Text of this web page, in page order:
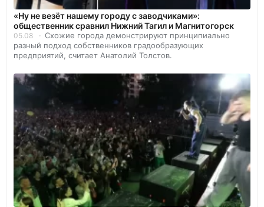
«Ну не везёт нашему городу с заводчиками»:
общественник сравнил Нижний Тагил и Магнитогорск
05.08
Схожие города демонстрируют принципиально
разный подход собственников градообразующих
предприятий, считает Анатолий Толстов.